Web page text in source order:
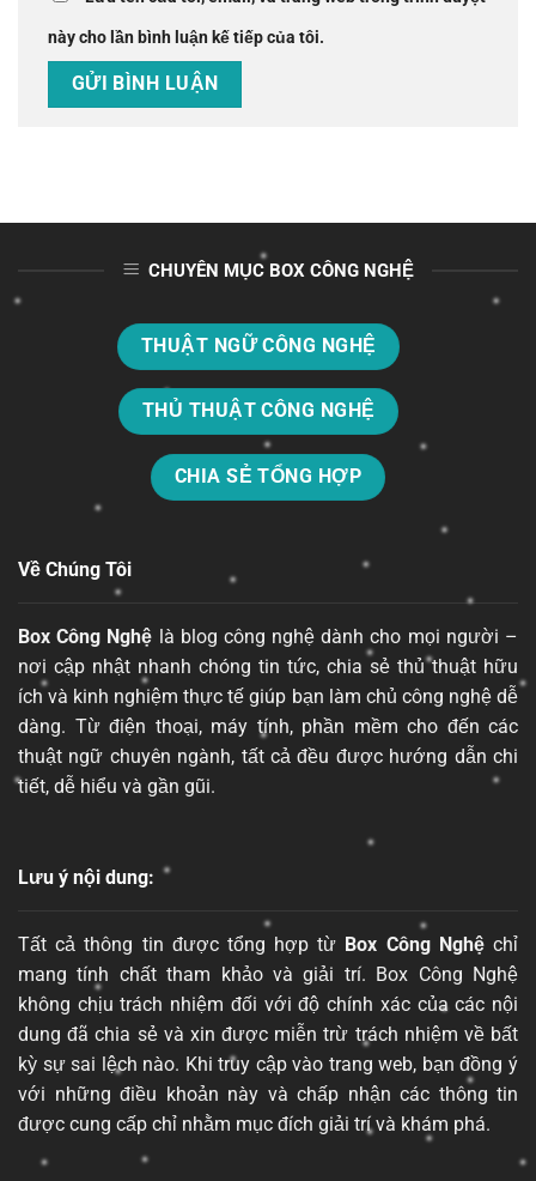
này cho lần bình luận kế tiếp của tôi.
CHUYÊN MỤC BOX CÔNG NGHỆ
THUẬT NGỮ CÔNG NGHỆ
THỦ THUẬT CÔNG NGHỆ
CHIA SẺ TỔNG HỢP
Về Chúng Tôi
Box Công Nghệ là blog công nghệ dành cho mọi người –
nơi cập nhật nhanh chóng tin tức, chia sẻ thủ thuật hữu
ích và kinh nghiệm thực tế giúp bạn làm chủ công nghệ dễ
dàng. Từ điện thoại, máy tính, phần mềm cho đến các
thuật ngữ chuyên ngành, tất cả đều được hướng dẫn chi
tiết, dễ hiểu và gần gũi.
Lưu ý nội dung:
Tất cả thông tin được tổng hợp từ Box Công Nghệchỉ
mang tính chất tham khảo và giải trí. Box Công Nghệ
không chịu trách nhiệm đối với độ chính xác của các nội
dung đã chia sẻ và xin được miễn trừ trách nhiệm về bất
kỳ sự sai lệch nào. Khi truy cập vào trang web, bạn đồng ý
với những điều khoản này và chấp nhận các thông tin
được cung cấp chỉ nhằm mục đích giải trí và khám phá.